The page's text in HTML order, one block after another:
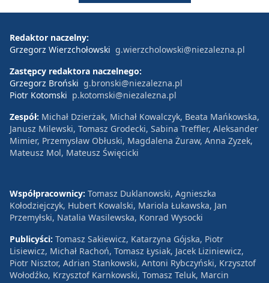
Redaktor naczelny:
Grzegorz Wierzchołowski g.wierzcholowski@niezalezna.pl
Zastępcy redaktora naczelnego:
Grzegorz Broński g.bronski@niezalezna.pl
Piotr Kotomski p.kotomski@niezalezna.pl
Zespół: Michał Dzierżak, Michał Kowalczyk, Beata Mańkowska,
Janusz Milewski, Tomasz Grodecki, Sabina Treffler, Aleksander
Mimier, Przemysław Obłuski, Magdalena Żuraw, Anna Zyzek,
Mateusz Mol, Mateusz Święcicki
Współpracownicy: Tomasz Duklanowski, Agnieszka
Kołodziejczyk, Hubert Kowalski, Mariola Łukawska, Jan
Przemyłski, Natalia Wasilewska, Konrad Wysocki
Publicyści: Tomasz Sakiewicz, Katarzyna Gójska, Piotr
Lisiewicz, Michał Rachoń, Tomasz Łysiak, Jacek Liziniewicz,
Piotr Nisztor, Adrian Stankowski, Antoni Rybczyński, Krzysztof
Wołodźko, Krzysztof Karnkowski, Tomasz Teluk, Marcin